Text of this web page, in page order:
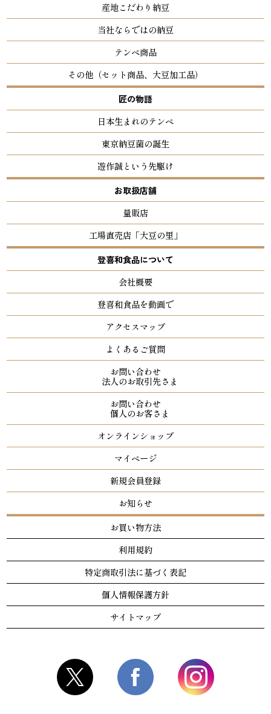
産地こだわり納豆
当社ならではの納豆
テンペ商品
その他（セット商品、大豆加工品）
匠の物語
日本生まれのテンペ
東京納豆菌の誕生
遊作誠という先駆け
お取扱店舗
量販店
工場直売店「大豆の里」
登喜和食品について
会社概要
登喜和食品を動画で
アクセスマップ
よくあるご質問
お問い合わせ
法人のお取引先さま
お問い合わせ
個人のお客さま
オンラインショップ
マイページ
新規会員登録
お知らせ
お買い物方法
利用規約
特定商取引法に基づく表記
個人情報保護方針
サイトマップ